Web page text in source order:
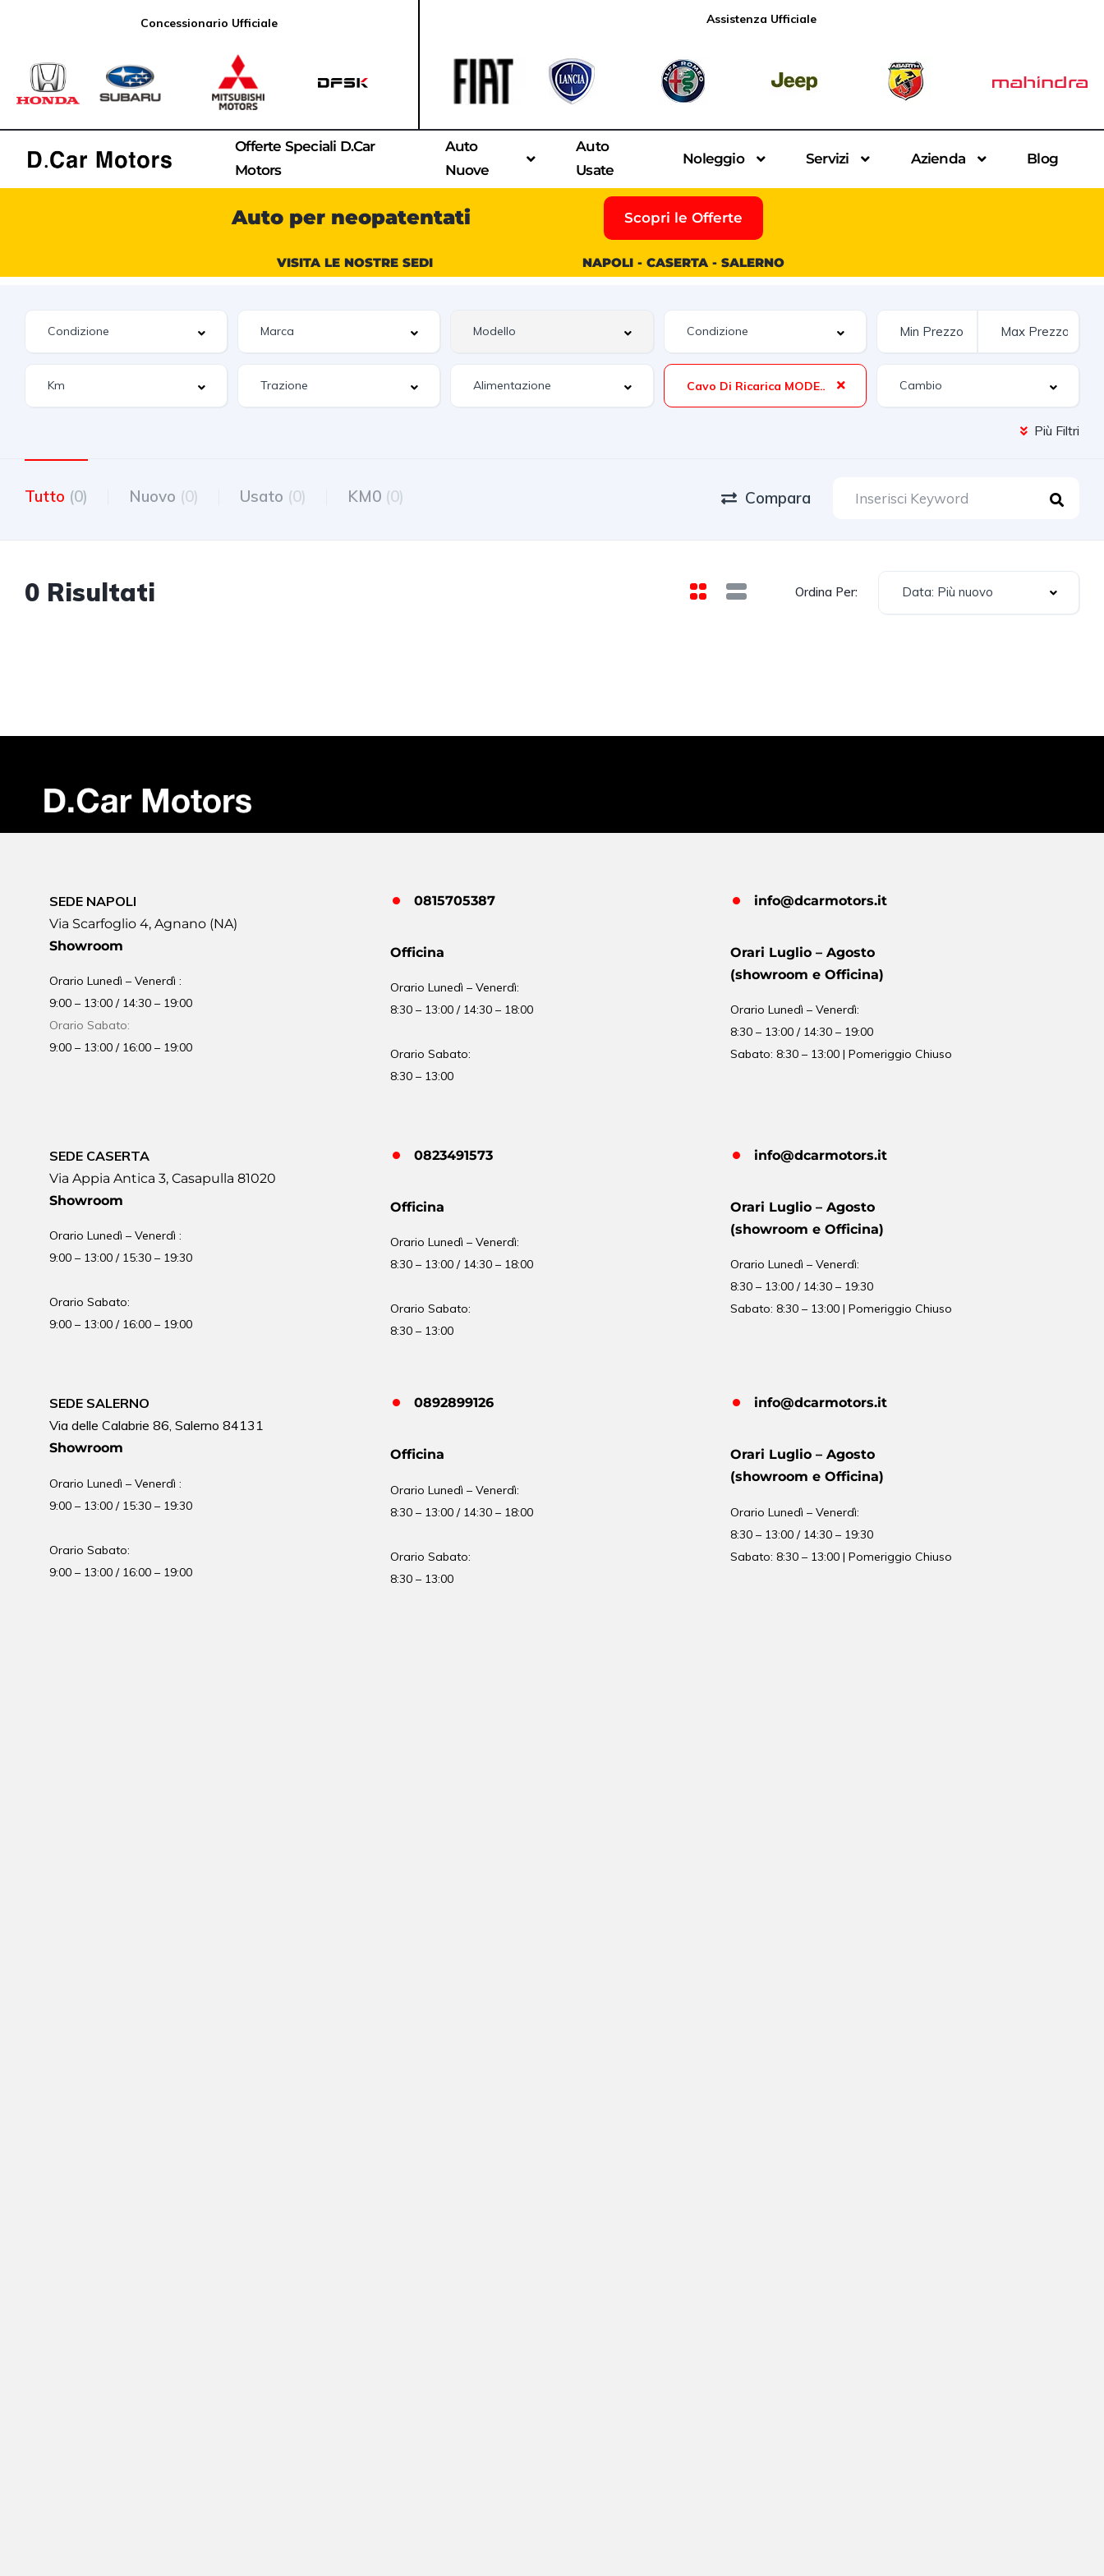
Concessionario Ufficiale Assistenza Ufficiale
Offerte Speciali D.Car
Motors
Auto
Nuove
Auto
Usate
Noleggio Servizi Azienda Blog
Auto per neopatentati Scopri le Offerte
VISITA LE NOSTRE SEDI NAPOLI - CASERTA - SALERNO
Cavo Di Ricarica MODE 3, Colori Metallizzati, Tetto Panoramico Apribile A Scorrimento Elettrico(Disponibile Da Settimana Diproduzione 36/20)
Più Filtri
Tutto (0) Nuovo (0) Usato (0) KM0 (0) Compara
0 Risultati Ordina Per: Data: Più nuovo
SEDE NAPOLI
Via Scarfoglio 4, Agnano (NA)
Showroom
Orario Lunedì – Venerdì :
9:00 – 13:00 / 14:30 – 19:00
Orario Sabato:
9:00 – 13:00 / 16:00 – 19:00
0815705387
Officina
Orario Lunedì – Venerdì:
8:30 – 13:00 / 14:30 – 18:00
Orario Sabato:
8:30 – 13:00
info@dcarmotors.it
Orari Luglio – Agosto
(showroom e Officina)
OrarioLunedì – Venerdì:
8:30 – 13:00 / 14:30 – 19:00
Sabato: 8:30 – 13:00 | Pomeriggio Chiuso
SEDE CASERTA
Via Appia Antica 3, Casapulla 81020
Showroom
Orario Lunedì – Venerdì :
9:00 – 13:00 / 15:30 – 19:30
Orario Sabato:
9:00 – 13:00 / 16:00 – 19:00
0823491573
Officina
Orario Lunedì – Venerdì:
8:30 – 13:00 / 14:30 – 18:00
Orario Sabato:
8:30 – 13:00
info@dcarmotors.it
Orari Luglio – Agosto
(showroom e Officina)
OrarioLunedì – Venerdì:
8:30 – 13:00 / 14:30 – 19:30
Sabato: 8:30 – 13:00 | Pomeriggio Chiuso
SEDE SALERNO
Via delle Calabrie 86, Salerno 84131
Showroom
Orario Lunedì – Venerdì :
9:00 – 13:00 / 15:30 – 19:30
Orario Sabato:
9:00 – 13:00 / 16:00 – 19:00
0892899126
Officina
Orario Lunedì – Venerdì:
8:30 – 13:00 / 14:30 – 18:00
Orario Sabato:
8:30 – 13:00
info@dcarmotors.it
Orari Luglio – Agosto
(showroom e Officina)
OrarioLunedì – Venerdì:
8:30 – 13:00 / 14:30 – 19:30
Sabato: 8:30 – 13:00 | Pomeriggio Chiuso